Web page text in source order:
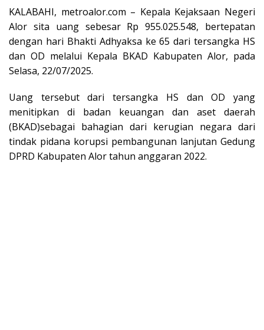
KALABAHI, metroalor.com – Kepala Kejaksaan Negeri
Alor sita uang sebesar Rp 955.025.548, bertepatan
dengan hari Bhakti Adhyaksa ke 65 dari tersangka HS
dan OD melalui Kepala BKAD Kabupaten Alor, pada
Selasa, 22/07/2025.
Uang tersebut dari tersangka HS dan OD yang
menitipkan di badan keuangan dan aset daerah
(BKAD)sebagai bahagian dari kerugian negara dari
tindak pidana korupsi pembangunan lanjutan Gedung
DPRD Kabupaten Alor tahun anggaran 2022.